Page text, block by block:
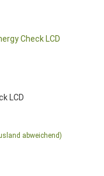
LCD
abweichend)